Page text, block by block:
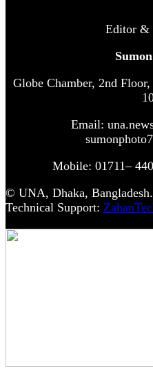
Editor &
Globe Chamber, 2nd
Email:
Mobile: 01711–
© UNA, Dhaka,
Technical Support: